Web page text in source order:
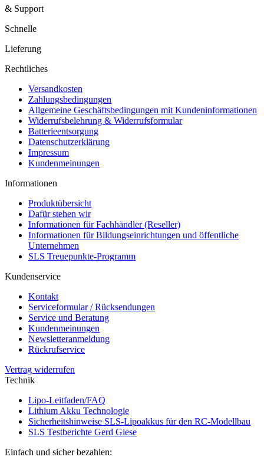
& Support
Schnelle
Lieferung
Rechtliches
Versandkosten
Zahlungsbedingungen
Allgemeine Geschäftsbedingungen mit Kundeninformationen
Widerrufsbelehrung & Widerrufsformular
Batterieentsorgung
Datenschutzerklärung
Impressum
Kundenmeinungen
Informationen
Produktübersicht
Dafür stehen wir
Informationen für Fachhändler (Reseller)
Informationen für Bildungseinrichtungen und öffentliche
Unternehmen
SLS Treuepunkte-Programm
Kundenservice
Kontakt
Serviceformular / Rücksendungen
Service und Beratung
Kundenmeinungen
Newsletteranmeldung
Rückrufservice
Vertrag widerrufen
Technik
Lipo-Leitfaden/FAQ
Lithium Akku Technologie
Sicherheitshinweise SLS-Lipoakkus für den RC-Modellbau
SLS Testberichte Gerd Giese
Einfach und sicher bezahlen: